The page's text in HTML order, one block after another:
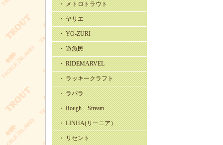
・ メトロトラウト
・ ヤリエ
・ YO-ZURI
・ 遊魚民
・ RIDEMARVEL
・ ラッキークラフト
・ ラパラ
・ Rough Stream
・ LINHA(リーニア）
・ リセント